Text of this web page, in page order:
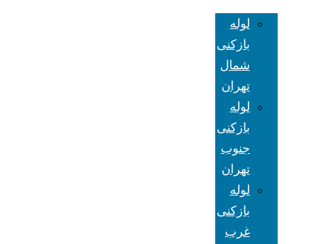
لوله
بازکنی
شمال
تهران
لوله
بازکنی
جنوب
تهران
لوله
بازکنی
غرب